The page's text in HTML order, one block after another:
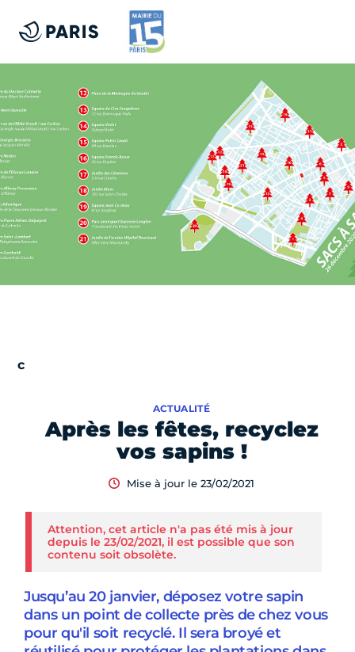
Après les fêtes, recyclez
vos sapins !
ACTUALITÉ
Mise à jour le 23/02/2021
Attention, cet article n'a pas été mis à jour
depuis le 23/02/2021, il est possible que son
contenu soit obsolète.
Jusqu’au 20 janvier, déposez votre sapin
dans un point de collecte près de chez vous
pour qu'il soit recyclé. Il sera broyé et